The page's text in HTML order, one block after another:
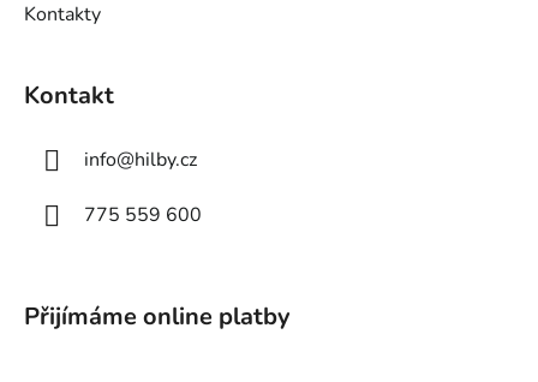
Kontakty
Kontakt
info@hilby.cz
775 559 600
Přijímáme online platby